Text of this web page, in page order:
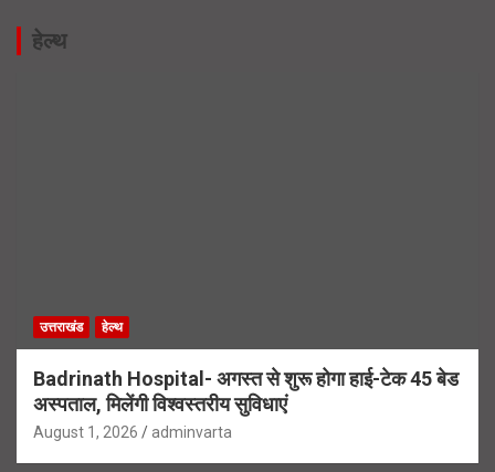
हेल्थ
उत्तराखंड हेल्थ
Badrinath Hospital- अगस्त से शुरू होगा हाई-टेक 45 बेड
अस्पताल, मिलेंगी विश्वस्तरीय सुविधाएं
August 1, 2026 adminvarta